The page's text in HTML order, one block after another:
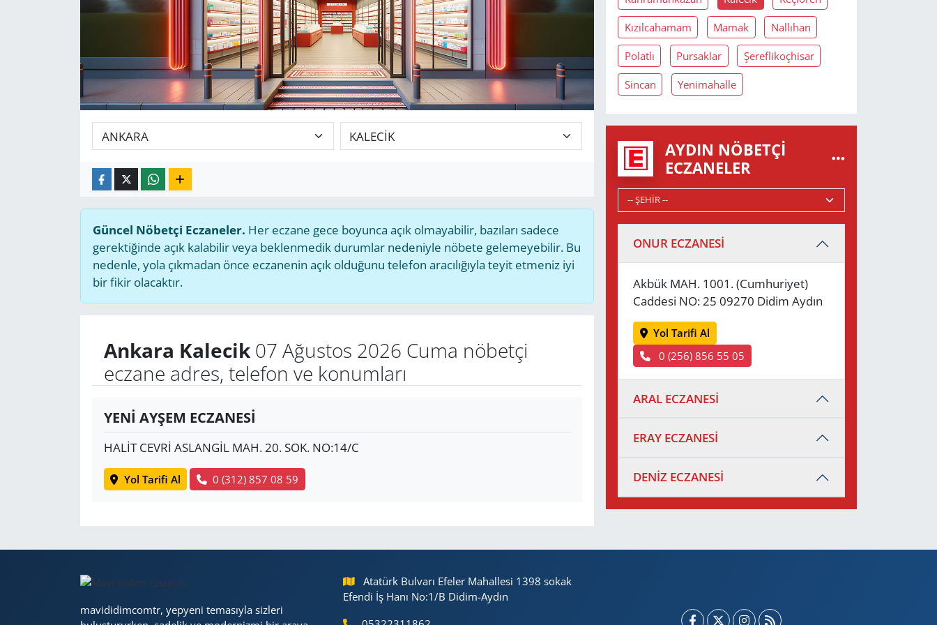
Güncel Nöbetçi Eczaneler. Her eczane gece boyunca açık olmayabilir, bazıları sadece
gerektiğinde açık kalabilir veya beklenmedik durumlar nedeniyle nöbete gelemeyebilir. Bu
nedenle, yola çıkmadan önce eczanenin açık olduğunu telefon aracılığıyla teyit etmeniz iyi
bir fikir olacaktır.
Ankara Kalecik07 Ağustos 2026 Cuma nöbetçi
eczane adres, telefon ve konumları
YENİ AYŞEM ECZANESİ
HALİT CEVRİ ASLANGİL MAH. 20. SOK. NO:14/C
Yol Tarifi Al 0 (312) 857 08 59
Kızılcahamam Mamak Nallıhan
Polatlı Pursaklar Şereflikoçhisar
Sincan Yenimahalle
AYDIN NÖBETÇI
ECZANELER
ONUR ECZANESİ
Akbük MAH. 1001. (Cumhuriyet)
Caddesi NO: 25 09270 Didim Aydın
Yol Tarifi Al
0 (256) 856 55 05
ARAL ECZANESİ
ERAY ECZANESİ
DENİZ ECZANESİ
mavididimcomtr, yepyeni temasıyla sizleri
Atatürk Bulvarı Efeler Mahallesi 1398 sokak
Efendi İş Hanı No:1/B Didim-Aydın
HABERDE İNSAN
KÜLTÜR SANAT
POLİTİKA